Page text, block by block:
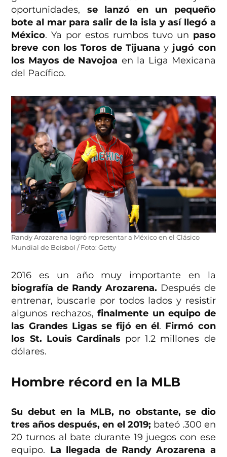
oportunidades, se lanzó en un pequeño
bote al mar para salir de la isla y así llegó a
México. Ya por estos rumbos tuvo un paso
breve con los Toros de Tijuanay jugó con
los Mayos de Navojoa en la Liga Mexicana
del Pacífico.
Randy Arozarena logró representar a México en el Clásico
Mundial de Beisbol / Foto: Getty
2016 es un año muy importante en la
biografía de Randy Arozarena. Después de
entrenar, buscarle por todos lados y resistir
algunos rechazos,finalmente un equipo de
las Grandes Ligas se fijó en él. Firmó con
los St. Louis Cardinals por 1.2 millones de
dólares.
Hombre récord en la MLB
Su debut en la MLB, no obstante, se dio
tres años después, en el 2019; bateó .300 en
20 turnos al bate durante 19 juegos con ese
equipo. La llegada de Randy Arozarena a